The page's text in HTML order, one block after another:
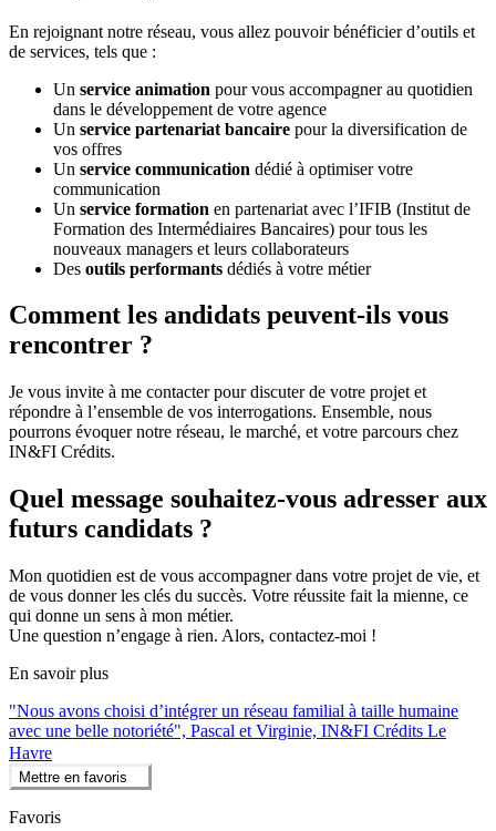
En rejoignant notre réseau, vous allez pouvoir bénéficier d’outils et
de services, tels que :
Un service animation pour vous accompagner au quotidien
dans le développement de votre agence
Un service partenariat bancaire pour la diversification de
vos offres
Un service communication dédié à optimiser votre
communication
Un service formation en partenariat avec l’IFIB (Institut de
Formation des Intermédiaires Bancaires) pour tous les
nouveaux managers et leurs collaborateurs
Des outils performants dédiés à votre métier
Comment les andidats peuvent-ils vous
rencontrer ?
Je vous invite à me contacter pour discuter de votre projet et
répondre à l’ensemble de vos interrogations. Ensemble, nous
pourrons évoquer notre réseau, le marché, et votre parcours chez
IN&FI Crédits.
Quel message souhaitez-vous adresser aux
futurs candidats ?
Mon quotidien est de vous accompagner dans votre projet de vie, et
de vous donner les clés du succès. Votre réussite fait la mienne, ce
qui donne un sens à mon métier.
Une question n’engage à rien. Alors, contactez-moi !
En savoir plus
"Nous avons choisi d’intégrer un réseau familial à taille humaine
avec une belle notoriété", Pascal et Virginie, IN&FI Crédits Le
Havre
Mettre en favoris
Favoris